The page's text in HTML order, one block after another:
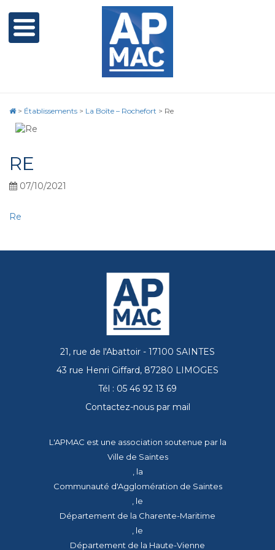
> Établissements > La Boîte – Rochefort > Re
RE
07/10/2021
Re
21, rue de l'Abattoir - 17100 SAINTES
43 rue Henri Giffard, 87280 LIMOGES
Tél : 05 46 92 13 69
Contactez-nous par mail
L'APMAC est une association soutenue par la
Ville de Saintes
, la
Communauté d'Agglomération de Saintes
, le
Département de la Charente-Maritime
, le
Département de la Haute-Vienne